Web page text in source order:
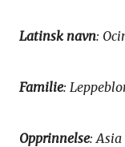
Latinsk navn:
Familie:
Opprinnelse: